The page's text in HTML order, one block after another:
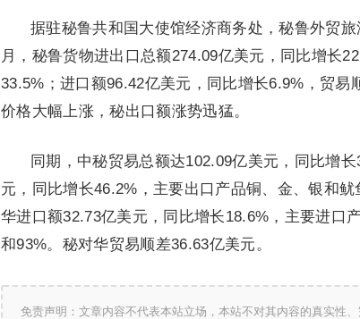
据驻秘鲁共和国大使馆经济商务处，秘鲁外贸
月，秘鲁货物进出口总额274.09亿美元，同比增长
33.5%；进口额96.42亿美元，同比增长6.9%，贸易
价格大幅上涨，秘出口额涨势迅猛。
同期，中秘贸易总额达102.09亿美元，同比增
元，同比增长46.2%，主要出口产品铜、金、银和
华进口额32.73亿美元，同比增长18.6%，主要进口
和93%。秘对华贸易顺差36.63亿美元。
免责声明：文章内容不代表本站立场，本站不对其内容的真实性